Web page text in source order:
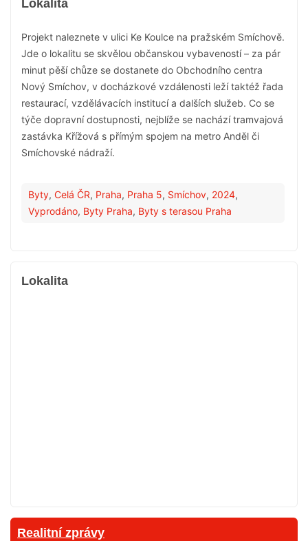
Lokalita
Projekt naleznete v ulici Ke Koulce na pražském Smíchově.
Jde o lokalitu se skvělou občanskou vybaveností – za pár
minut pěší chůze se dostanete do Obchodního centra
Nový Smíchov, v docházkové vzdálenosti leží taktéž řada
restaurací, vzdělávacích institucí a dalších služeb. Co se
týče dopravní dostupnosti, nejblíže se nachází tramvajová
zastávka Křížová s přímým spojem na metro Anděl či
Smíchovské nádraží.
Byty, Celá ČR, Praha, Praha 5, Smíchov, 2024,
Vyprodáno, Byty Praha, Byty s terasou Praha
Lokalita
Realitní zprávy